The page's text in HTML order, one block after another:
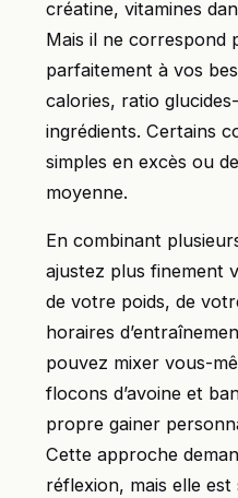
créatine, vitamines
Mais il ne correspond
parfaitement à vos
calories, ratio
ingrédients. Certains
simples en excès ou
moyenne.
En combinant
ajustez plus finement
de votre poids, de
horaires
pouvez mixer vous-
flocons d’avoine et
propre gainer
Cette approche
réflexion, mais elle